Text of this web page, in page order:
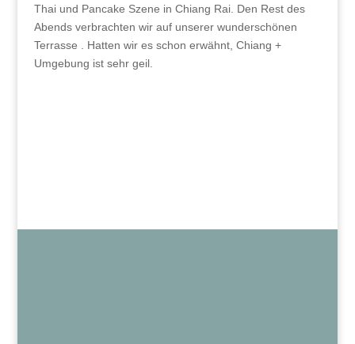
Thai und Pancake Szene in Chiang Rai. Den Rest des
Abends verbrachten wir auf unserer wunderschönen
Terrasse . Hatten wir es schon erwähnt, Chiang +
Umgebung ist sehr geil.